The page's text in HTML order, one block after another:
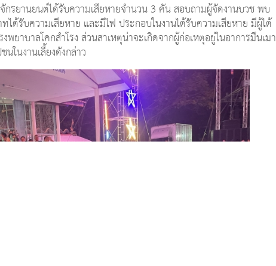
กรยานยนต์ได้รับความเสียหายจำนวน 3 คัน สอบถามผู้จัดงานบวช พบ
ด้รับความเสียหาย และมีไฟ ประกอบในงานได้รับความเสียหาย มีผู้ได้
ยาบาลโคกสำโรง ส่วนสาเหตุน่าจะเกิดจากผู้ก่อเหตุอยู่ในอาการมึนเมา
ในงานเลี้ยงดังกล่าว